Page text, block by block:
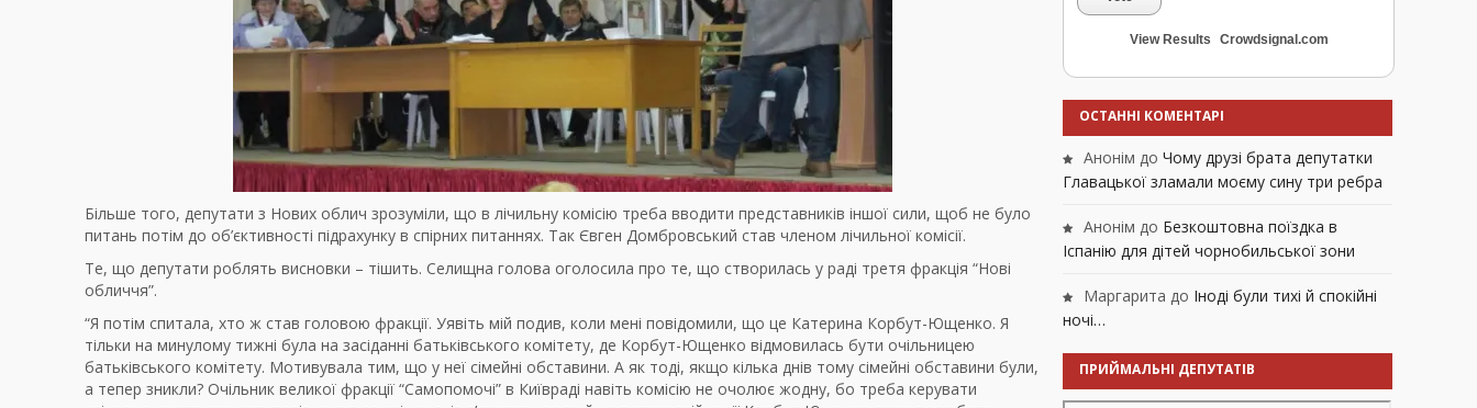
Більше того, депутати з Нових облич зрозуміли, що в лічильну комісію треба вводити представників іншої сили, щоб не було
питань потім до об’єктивності підрахунку в спірних питаннях. Так Євген Домбровський став членом лічильної комісії.
Те, що депутати роблять висновки – тішить. Селищна голова оголосила про те, що створилась у раді третя фракція “Нові
обличчя”.
“Я потім спитала, хто ж став головою фракції. Уявіть мій подив, коли мені повідомили, що це Катерина Корбут-Ющенко. Я
тільки на минулому тижні була на засіданні батьківського комітету, де Корбут-Ющенко відмовилась бути очільницею
батьківського комітету. Мотивувала тим, що у неї сімейні обставини. А як тоді, якщо кілька днів тому сімейні обставини були,
а тепер зникли? Очільник великої фракції “Самопомочі” в Київраді навіть комісію не очолює жодну, бо треба керувати
View Results Crowdsignal.com
ОСТАННІ КОМЕНТАРІ
Анонім до Чому друзі брата депутатки
Главацької зламали моєму сину три ребра
Анонім до Безкоштовна поїздка в
Іспанію для дітей чорнобильської зони
Маргарита до Іноді були тихі й спокійні
ночі…
ПРИЙМАЛЬНІ ДЕПУТАТІВ